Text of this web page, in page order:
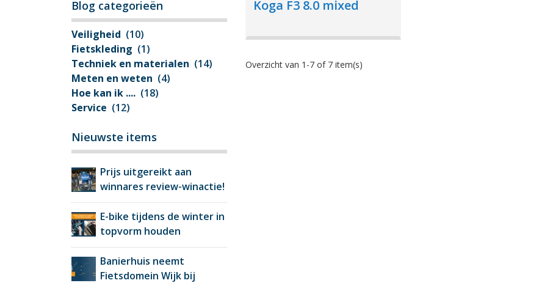
Blog categorieën
Veiligheid (10)
Fietskleding (1)
Techniek en materialen (14)
Meten en weten (4)
Hoe kan ik .... (18)
Service (12)
Nieuwste items
Prijs uitgereikt aan
winnares review-winactie!
E-bike tijdens de winter in
topvorm houden
Banierhuis neemt
Fietsdomein Wijk bij
Koga F3 8.0 mixed
Overzicht van 1-7 of 7 item(s)